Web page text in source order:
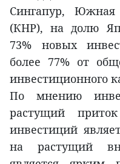
Сингапур,
(КНР), на долю
73% новых
более 77% от
инвестиционного
По мнению
растущий
инвестиций
на растущий